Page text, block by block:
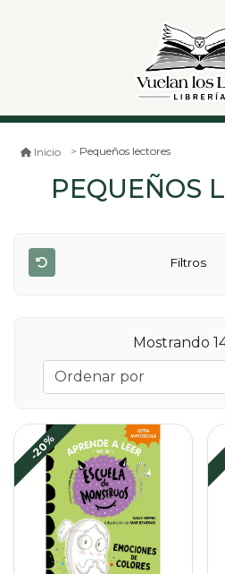
Inicio Pequeños lectores
PEQUEÑOS
Filtros
Mostrando
-20%